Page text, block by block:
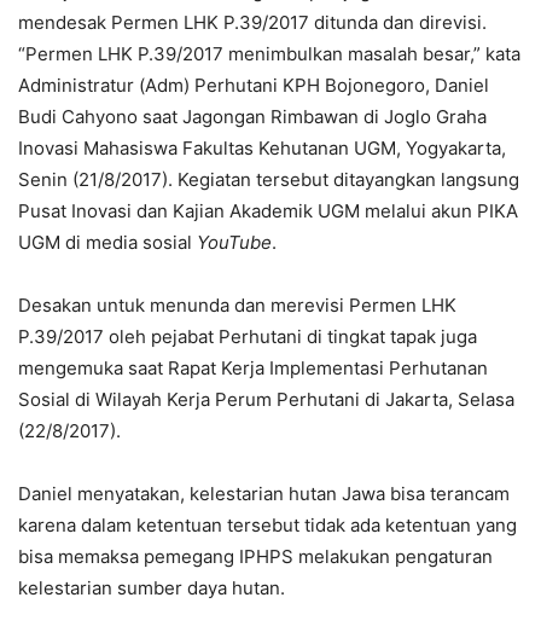
mendesak Permen LHK P.39/2017 ditunda dan direvisi.
“Permen LHK P.39/2017 menimbulkan masalah besar,” kata
Administratur (Adm) Perhutani KPH Bojonegoro, Daniel
Budi Cahyono saat Jagongan Rimbawan di Joglo Graha
Inovasi Mahasiswa Fakultas Kehutanan UGM, Yogyakarta,
Senin (21/8/2017). Kegiatan tersebut ditayangkan langsung
Pusat Inovasi dan Kajian Akademik UGM melalui akun PIKA
UGM di media sosial YouTube.
Desakan untuk menunda dan merevisi Permen LHK
P.39/2017 oleh pejabat Perhutani di tingkat tapak juga
mengemuka saat Rapat Kerja Implementasi Perhutanan
Sosial di Wilayah Kerja Perum Perhutani di Jakarta, Selasa
(22/8/2017).
Daniel menyatakan, kelestarian hutan Jawa bisa terancam
karena dalam ketentuan tersebut tidak ada ketentuan yang
bisa memaksa pemegang IPHPS melakukan pengaturan
kelestarian sumber daya hutan.